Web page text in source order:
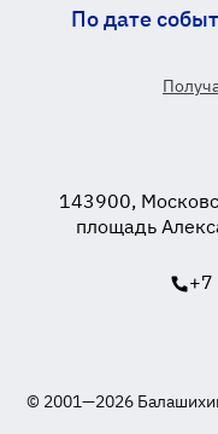
По дате
143900,
площадь
© 2001—2026